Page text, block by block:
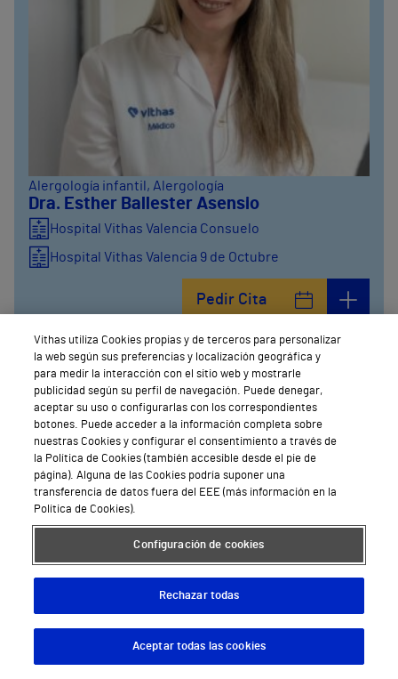
Alergología infantil , Alergología
Dra. Esther Ballester Asensio
Hospital Vithas Valencia Consuelo
Hospital Vithas Valencia 9 de Octubre
Pedir Cita
Descargar App
Vithas utiliza Cookies propias y de terceros para personalizar
la web según sus preferencias y localización geográfica y
para medir la interacción con el sitio web y mostrarle
publicidad según su perfil de navegación. Puede denegar,
aceptar su uso o configurarlas con los correspondientes
botones. Puede acceder a la información completa sobre
nuestras Cookies y configurar el consentimiento a través de
la Política de Cookies (también accesible desde el pie de
página). Alguna de las Cookies podría suponer una
transferencia de datos fuera del EEE (más información en la
Política de Cookies).
Configuración de cookies
Rechazar todas
Aceptar todas las cookies